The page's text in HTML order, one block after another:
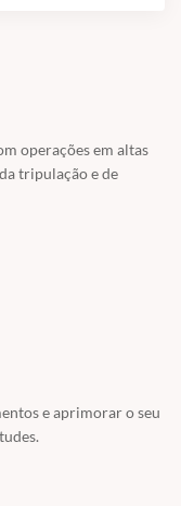
operações em altas
tripulação e de
e aprimorar o seu